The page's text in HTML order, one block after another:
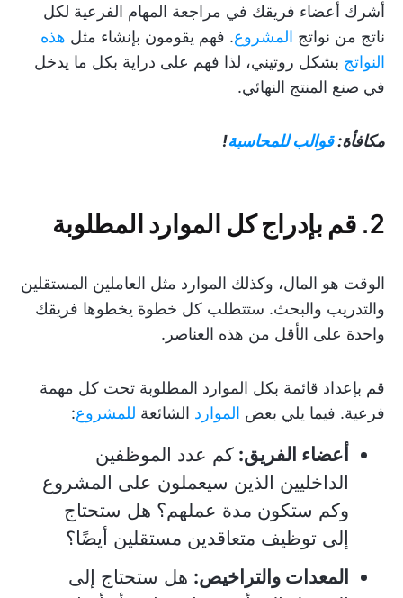
أشرك أعضاء فريقك في مراجعة المهام الفرعية لكل
ناتج من نواتج المشروع. فهم يقومون بإنشاء مثل هذه
النواتج بشكل روتيني، لذا فهم على دراية بكل ما يدخل
في صنع المنتج النهائي.
مكافأة:قوالب للمحاسبة!
2. قم بإدراج كل الموارد المطلوبة
الوقت هو المال، وكذلك الموارد مثل العاملين المستقلين
والتدريب والبحث. ستتطلب كل خطوة يخطوها فريقك
واحدة على الأقل من هذه العناصر.
قم بإعداد قائمة بكل الموارد المطلوبة تحت كل مهمة
فرعية. فيما يلي بعض الموارد الشائعة للمشروع:
أعضاء الفريق: كم عدد الموظفين
الداخليين الذين سيعملون على المشروع
وكم ستكون مدة عملهم؟ هل ستحتاج
إلى توظيف متعاقدين مستقلين أيضًا؟
المعدات والتراخيص: هل ستحتاج إلى